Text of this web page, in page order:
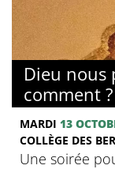
Dieu nous
comment ?
MARDI 13
COLLÈGE DES
Une soirée